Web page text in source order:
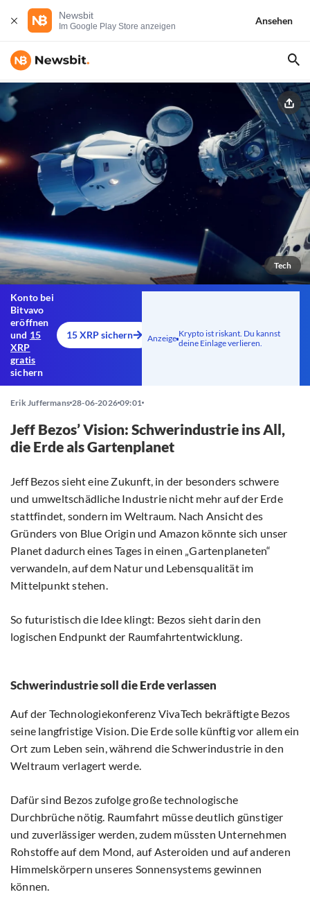
Newsbit
Im Google Play Store anzeigen
Ansehen
Tech
Konto bei
Bitvavo
eröffnen
und 15
XRP
gratis
sichern
15 XRP sichern Anzeige Krypto ist riskant. Du kannst
deine Einlage verlieren.
Erik Juffermans 28-06-2026 09:01
Jeff Bezos’ Vision: Schwerindustrie ins All,
die Erde als Gartenplanet
Jeff Bezos sieht eine Zukunft, in der besonders schwere
und umweltschädliche Industrie nicht mehr auf der Erde
stattfindet, sondern im Weltraum. Nach Ansicht des
Gründers von Blue Origin und Amazon könnte sich unser
Planet dadurch eines Tages in einen „Gartenplaneten“
verwandeln, auf dem Natur und Lebensqualität im
Mittelpunkt stehen.
So futuristisch die Idee klingt: Bezos sieht darin den
logischen Endpunkt der Raumfahrtentwicklung.
Schwerindustrie soll die Erde verlassen
Auf der Technologiekonferenz VivaTech bekräftigte Bezos
seine langfristige Vision. Die Erde solle künftig vor allem ein
Ort zum Leben sein, während die Schwerindustrie in den
Weltraum verlagert werde.
Dafür sind Bezos zufolge große technologische
Durchbrüche nötig. Raumfahrt müsse deutlich günstiger
und zuverlässiger werden, zudem müssten Unternehmen
Rohstoffe auf dem Mond, auf Asteroiden und auf anderen
Himmelskörpern unseres Sonnensystems gewinnen
können.